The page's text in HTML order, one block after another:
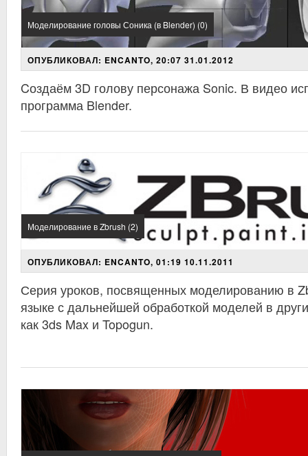
Моделирование головы Соника (в Blender) (0)
ОПУБЛИКОВАЛ: ENCANTO, 20:07 31.01.2012
Cоздаём 3D голову персонажа Sonic. В видео
программа Blender.
Моделирование в Zbrush (2)
ОПУБЛИКОВАЛ: ENCANTO, 01:19 10.11.2011
Серия уроков, посвященных моделированию в
языке с дальнейшей обработкой моделей в
как 3ds Max и Topogun.